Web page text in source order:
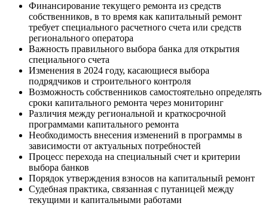
Финансирование текущего ремонта из средств
собственников, в то время как капитальный ремонт
требует специального расчетного счета или средств
регионального оператора
Важность правильного выбора банка для открытия
специального счета
Изменения в 2024 году, касающиеся выбора
подрядчиков и строительного контроля
Возможность собственников самостоятельно определять
сроки капитального ремонта через мониторинг
Различия между региональной и краткосрочной
программами капитального ремонта
Необходимость внесения изменений в программы в
зависимости от актуальных потребностей
Процесс перехода на специальный счет и критерии
выбора банков
Порядок утверждения взносов на капитальный ремонт
Судебная практика, связанная с путаницей между
текущими и капитальными работами